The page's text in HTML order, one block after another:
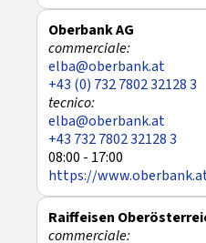
Oberbank AG
elba@oberbank.at
+43 (0) 732 7802 32128 3
elba@oberbank.at
+43 732 7802 32128 3
08:00 - 17:00
https://
Raiffeisen